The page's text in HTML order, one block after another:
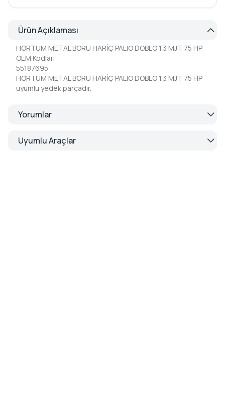
Ürün Açıklaması
HORTUM METAL BORU HARİÇ PALIO DOBLO 1.3 MJT 75 HP
OEM Kodları
55187695
HORTUM METAL BORU HARİÇ PALIO DOBLO 1.3 MJT 75 HP
uyumlu yedek parçadır.
Yorumlar
Uyumlu Araçlar